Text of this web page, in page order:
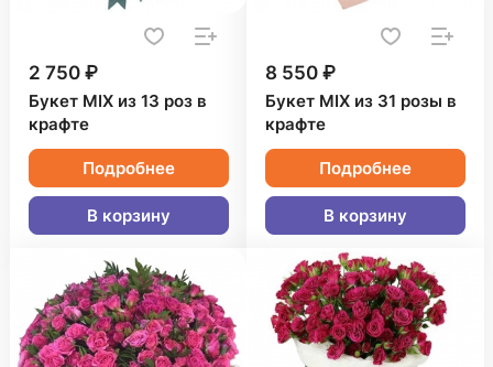
2 750 ₽
Букет MIX из 13 роз в
крафте
Подробнее
В корзину
8 550 ₽
Букет MIX из 31 розы в
крафте
Подробнее
В корзину